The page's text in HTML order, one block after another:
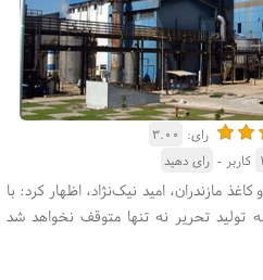
رای: ۳.۰۰
۱ کاربر - رای دهید
مازندران، امید نیک‌نژاد، اظهار کرد: با
تولید تحریر نه تنها متوقف نخواهد شد